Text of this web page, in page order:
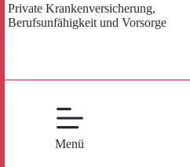
Private Krankenversicherung,
Berufsunfähigkeit und Vorsorge
Menü